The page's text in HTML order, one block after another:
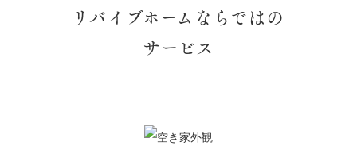
リバイブホームならではの
サービス